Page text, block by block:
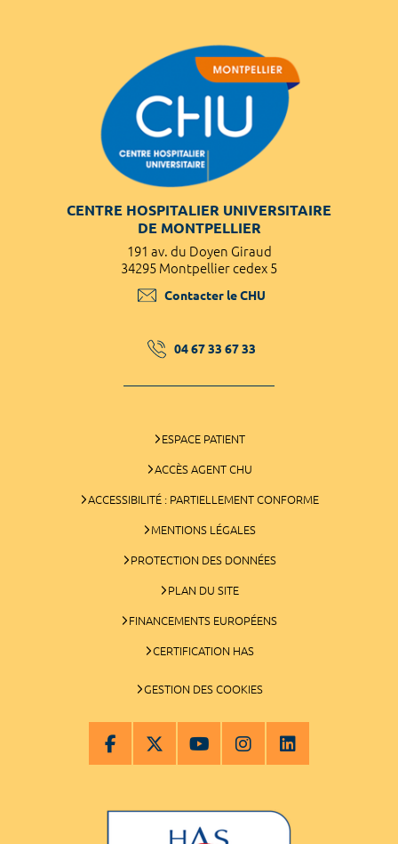
CENTRE HOSPITALIER UNIVERSITAIRE
DE MONTPELLIER
191 av. du Doyen Giraud
34295 Montpellier cedex 5
Contacter le CHU
04 67 33 67 33
ESPACE PATIENT
ACCÈS AGENT CHU
ACCESSIBILITÉ : PARTIELLEMENT CONFORME
MENTIONS LÉGALES
PROTECTION DES DONNÉES
PLAN DU SITE
FINANCEMENTS EUROPÉENS
CERTIFICATION HAS
GESTION DES COOKIES